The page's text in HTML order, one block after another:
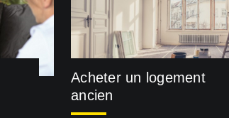
Acheter un logement
ancien